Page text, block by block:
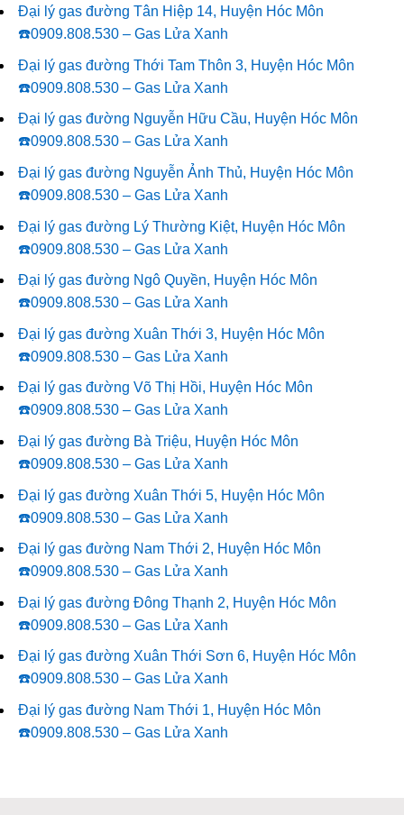
Đại lý gas đường Tân Hiệp 14, Huyện Hóc Môn
☎️0909.808.530 – Gas Lửa Xanh
Đại lý gas đường Thới Tam Thôn 3, Huyện Hóc Môn
☎️0909.808.530 – Gas Lửa Xanh
Đại lý gas đường Nguyễn Hữu Cầu, Huyện Hóc Môn
☎️0909.808.530 – Gas Lửa Xanh
Đại lý gas đường Nguyễn Ảnh Thủ, Huyện Hóc Môn
☎️0909.808.530 – Gas Lửa Xanh
Đại lý gas đường Lý Thường Kiệt, Huyện Hóc Môn
☎️0909.808.530 – Gas Lửa Xanh
Đại lý gas đường Ngô Quyền, Huyện Hóc Môn
☎️0909.808.530 – Gas Lửa Xanh
Đại lý gas đường Xuân Thới 3, Huyện Hóc Môn
☎️0909.808.530 – Gas Lửa Xanh
Đại lý gas đường Võ Thị Hồi, Huyện Hóc Môn
☎️0909.808.530 – Gas Lửa Xanh
Đại lý gas đường Bà Triệu, Huyện Hóc Môn
☎️0909.808.530 – Gas Lửa Xanh
Đại lý gas đường Xuân Thới 5, Huyện Hóc Môn
☎️0909.808.530 – Gas Lửa Xanh
Đại lý gas đường Nam Thới 2, Huyện Hóc Môn
☎️0909.808.530 – Gas Lửa Xanh
Đại lý gas đường Đông Thạnh 2, Huyện Hóc Môn
☎️0909.808.530 – Gas Lửa Xanh
Đại lý gas đường Xuân Thới Sơn 6, Huyện Hóc Môn
☎️0909.808.530 – Gas Lửa Xanh
Đại lý gas đường Nam Thới 1, Huyện Hóc Môn
☎️0909.808.530 – Gas Lửa Xanh